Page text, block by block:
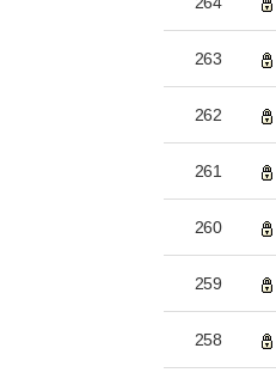
263
262
261
260
259
258